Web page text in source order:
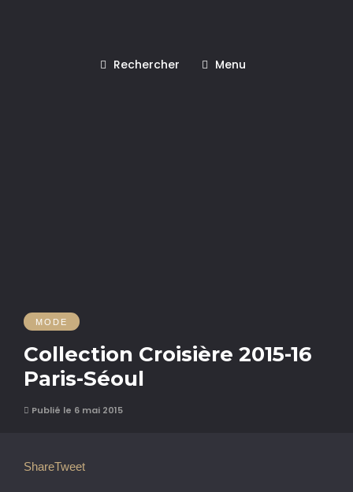
Rechercher Menu
MODE
Collection Croisière 2015-16
Paris-Séoul
Publié le 6 mai 2015
ShareTweet